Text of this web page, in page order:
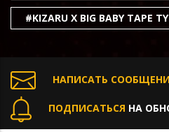
#KIZARU X BIG BABY TAPE
НАПИСАТЬ
ПОДПИСАТЬСЯ НА